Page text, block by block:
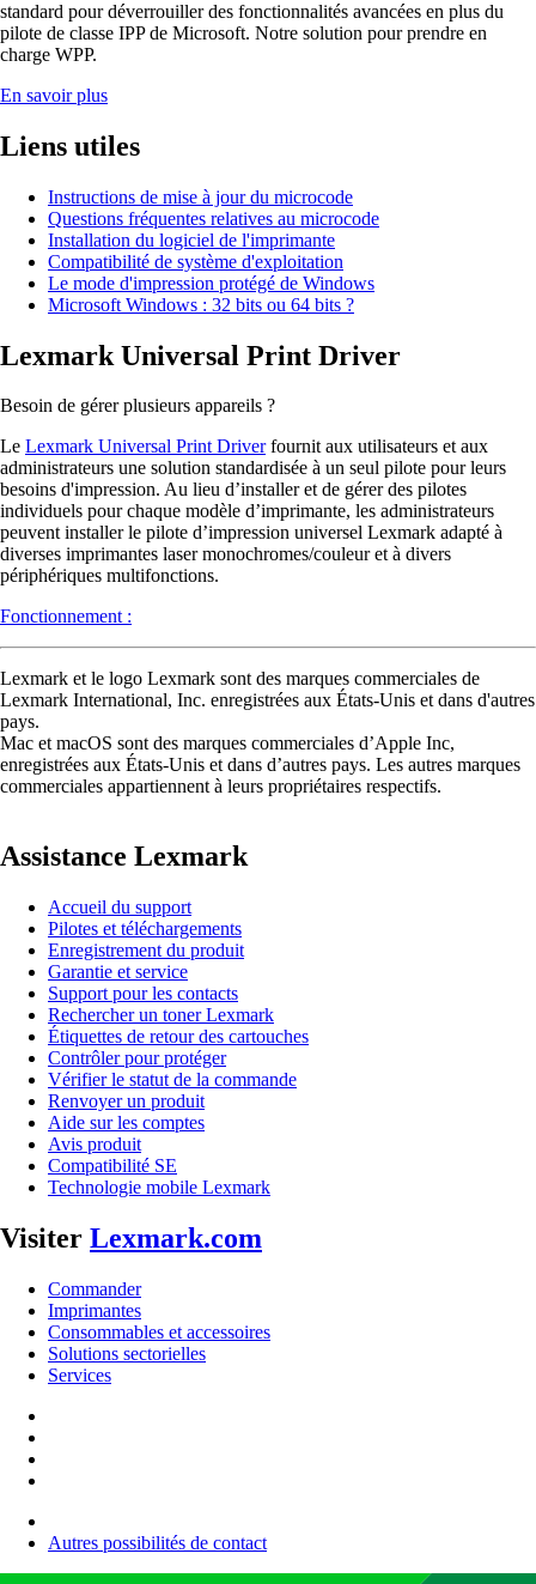
standard pour déverrouiller des fonctionnalités avancées en plus du
pilote de classe IPP de Microsoft. Notre solution pour prendre en
charge WPP.
En savoir plus
Liens utiles
Instructions de mise à jour du microcode
Questions fréquentes relatives au microcode
Installation du logiciel de l'imprimante
Compatibilité de système d'exploitation
Le mode d'impression protégé de Windows
Microsoft Windows : 32 bits ou 64 bits ?
Lexmark Universal Print Driver
Besoin de gérer plusieurs appareils ?
Le Lexmark Universal Print Driverfournit aux utilisateurs et aux
administrateurs une solution standardisée à un seul pilote pour leurs
besoins d'impression. Au lieu d’installer et de gérer des pilotes
individuels pour chaque modèle d’imprimante, les administrateurs
peuvent installer le pilote d’impression universel Lexmark adapté à
diverses imprimantes laser monochromes/couleur et à divers
périphériques multifonctions.
Fonctionnement :
Lexmark et le logo Lexmark sont des marques commerciales de
Lexmark International, Inc. enregistrées aux États-Unis et dans d'autres
pays.
Mac et macOS sont des marques commerciales d’Apple Inc,
enregistrées aux États-Unis et dans d’autres pays. Les autres marques
commerciales appartiennent à leurs propriétaires respectifs.
Assistance Lexmark
Accueil du support
Pilotes et téléchargements
Enregistrement du produit
Garantie et service
Support pour les contacts
Rechercher un toner Lexmark
Étiquettes de retour des cartouches
Contrôler pour protéger
Vérifier le statut de la commande
Renvoyer un produit
Aide sur les comptes
Avis produit
Compatibilité SE
Technologie mobile Lexmark
Visiter Lexmark.com
Commander
Imprimantes
Consommables et accessoires
Solutions sectorielles
Services
Autres possibilités de contact